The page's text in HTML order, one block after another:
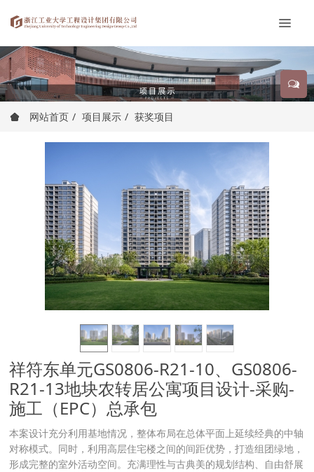
网站首页 项目展示 获奖项目
祥符东单元GS0806-R21-10、GS0806-
R21-13地块农转居公寓项目设计-采购-
施工（EPC）总承包
本案设计充分利用基地情况，整体布局在总体平面上延续经典的中轴
对称模式。同时，利用高层住宅楼之间的间距优势，打造组团绿地，
形成完整的室外活动空间。充满理性与古典美的规划结构、自由舒展